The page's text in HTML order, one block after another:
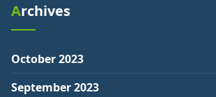
Archives
October 2023
September 2023